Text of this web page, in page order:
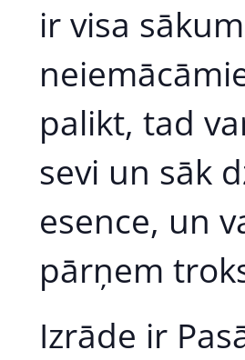
ir visa
palikt, tad
sevi un sāk
esence, un
pārņem
Izrāde ir